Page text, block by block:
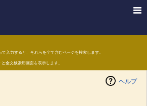
入力すると、それらを全て含むページを検索します。
全文検索用画面を表示します。
ヘルプ